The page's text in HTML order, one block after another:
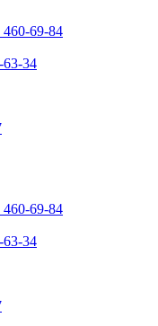
69-84
63-34
69-84
63-34